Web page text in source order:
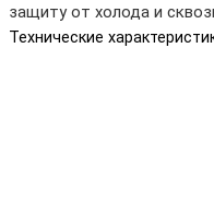
защиту от холода и
Технические